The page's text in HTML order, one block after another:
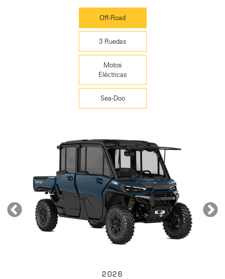
Off-Road
3 Ruedas
Motos
Eléctricas
Sea-Doo
2026